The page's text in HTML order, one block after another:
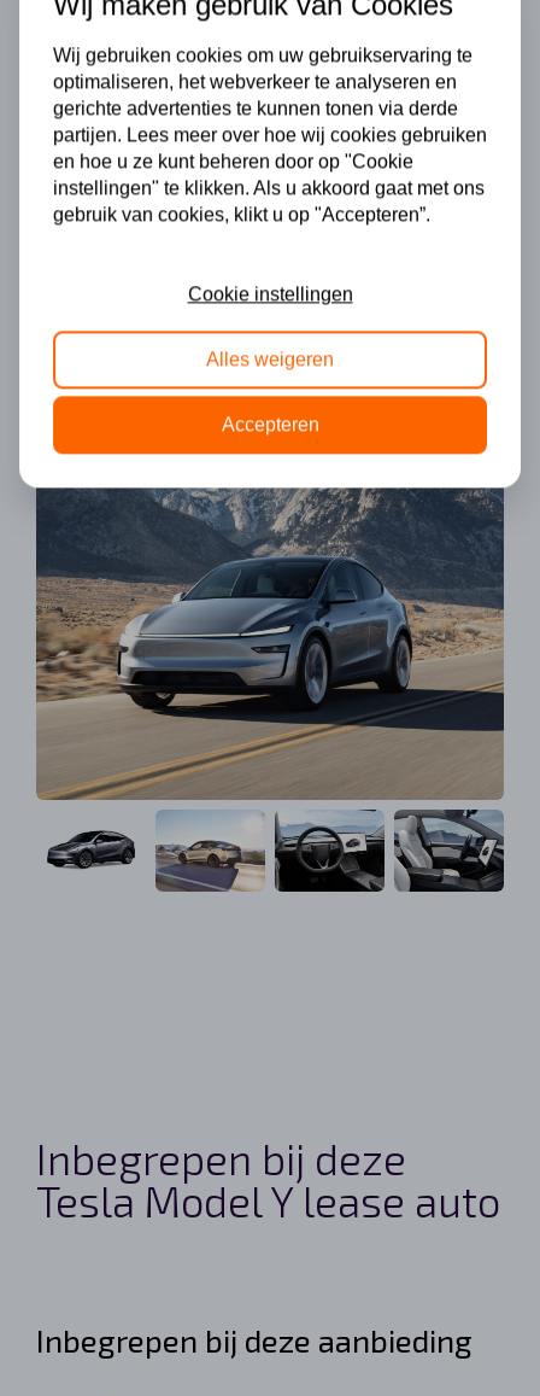
Bruto bijtelling totaal € 589,82
€ 218,82
Inbegrepen bij deze
Tesla Model Y lease auto
Inbegrepen bij deze aanbieding
Wij gebruiken cookies om uw gebruikservaring te
optimaliseren, het webverkeer te analyseren en
gerichte advertenties te kunnen tonen via derde
partijen. Lees meer over hoe wij cookies gebruiken
en hoe u ze kunt beheren door op "Cookie
instellingen" te klikken. Als u akkoord gaat met ons
gebruik van cookies, klikt u op "Accepteren”.
Cookie instellingen
Alles weigeren
Accepteren